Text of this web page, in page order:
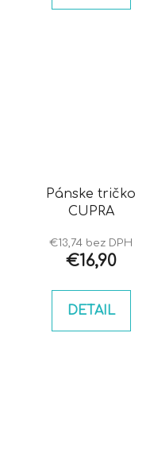
Pánske tričko
CUPRA
€13,74 bez DPH
€16,90
DETAIL